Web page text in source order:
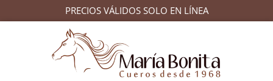
PRECIOS VÁLIDOS SOLO EN LÍNEA